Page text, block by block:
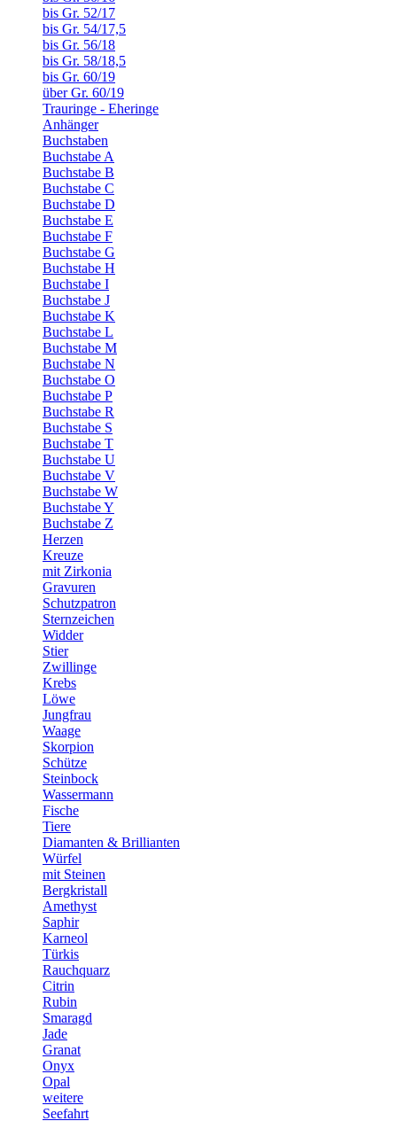
bis Gr. 52/17
bis Gr. 54/17,5
bis Gr. 56/18
bis Gr. 58/18,5
bis Gr. 60/19
über Gr. 60/19
Trauringe - Eheringe
Anhänger
Buchstaben
Buchstabe A
Buchstabe B
Buchstabe C
Buchstabe D
Buchstabe E
Buchstabe F
Buchstabe G
Buchstabe H
Buchstabe I
Buchstabe J
Buchstabe K
Buchstabe L
Buchstabe M
Buchstabe N
Buchstabe O
Buchstabe P
Buchstabe R
Buchstabe S
Buchstabe T
Buchstabe U
Buchstabe V
Buchstabe W
Buchstabe Y
Buchstabe Z
Herzen
Kreuze
mit Zirkonia
Gravuren
Schutzpatron
Sternzeichen
Widder
Stier
Zwillinge
Krebs
Löwe
Jungfrau
Waage
Skorpion
Schütze
Steinbock
Wassermann
Fische
Tiere
Diamanten & Brillianten
Würfel
mit Steinen
Bergkristall
Amethyst
Saphir
Karneol
Türkis
Rauchquarz
Citrin
Rubin
Smaragd
Jade
Granat
Onyx
Opal
weitere
Seefahrt